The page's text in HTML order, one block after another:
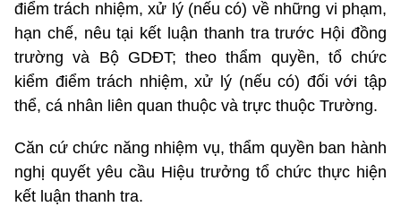
điểm trách nhiệm, xử lý (nếu có) về những vi phạm,
hạn chế, nêu tại kết luận thanh tra trước Hội đồng
trường và Bộ GDĐT; theo thẩm quyền, tổ chức
kiểm điểm trách nhiệm, xử lý (nếu có) đối với tập
thể, cá nhân liên quan thuộc và trực thuộc Trường.
Căn cứ chức năng nhiệm vụ, thẩm quyền ban hành
nghị quyết yêu cầu Hiệu trưởng tổ chức thực hiện
kết luận thanh tra.